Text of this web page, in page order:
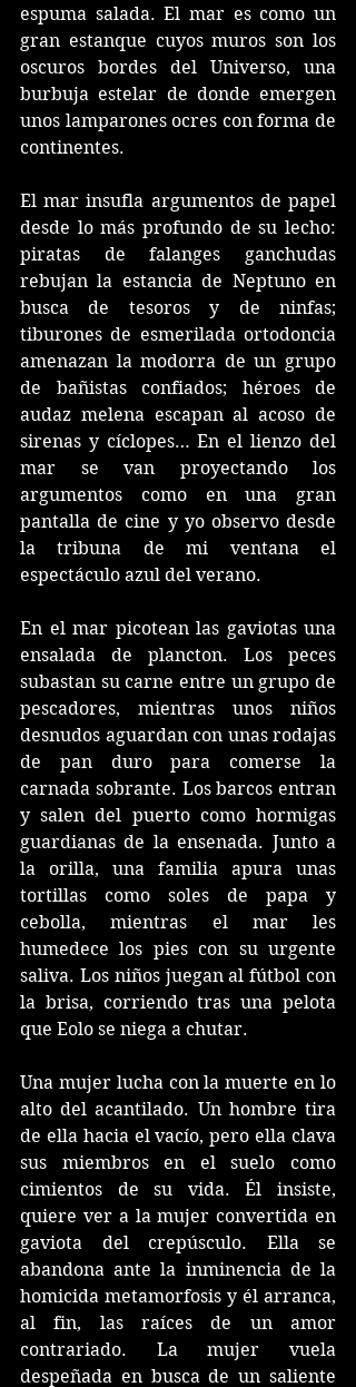
espuma salada. El mar es como un
gran estanque cuyos muros son los
oscuros bordes del Universo, una
burbuja estelar de donde emergen
unos lamparones ocres con forma de
continentes.
El mar insufla argumentos de papel
desde lo más profundo de su lecho:
piratas de falanges ganchudas
rebujan la estancia de Neptuno en
busca de tesoros y de ninfas;
tiburones de esmerilada ortodoncia
amenazan la modorra de un grupo
de bañistas confiados; héroes de
audaz melena escapan al acoso de
sirenas y cíclopes… En el lienzo del
mar se van proyectando los
argumentos como en una gran
pantalla de cine y yo observo desde
la tribuna de mi ventana el
espectáculo azul del verano.
En el mar picotean las gaviotas una
ensalada de plancton. Los peces
subastan su carne entre un grupo de
pescadores, mientras unos niños
desnudos aguardan con unas rodajas
de pan duro para comerse la
carnada sobrante. Los barcos entran
y salen del puerto como hormigas
guardianas de la ensenada. Junto a
la orilla, una familia apura unas
tortillas como soles de papa y
cebolla, mientras el mar les
humedece los pies con su urgente
saliva. Los niños juegan al fútbol con
la brisa, corriendo tras una pelota
que Eolo se niega a chutar.
Una mujer lucha con la muerte en lo
alto del acantilado. Un hombre tira
de ella hacia el vacío, pero ella clava
sus miembros en el suelo como
cimientos de su vida. Él insiste,
quiere ver a la mujer convertida en
gaviota del crepúsculo. Ella se
abandona ante la inminencia de la
homicida metamorfosis y él arranca,
al fin, las raíces de un amor
contrariado. La mujer vuela
despeñada en busca de un saliente